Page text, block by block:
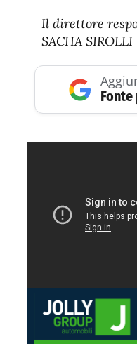
Il direttore
SACHA SIROLLI